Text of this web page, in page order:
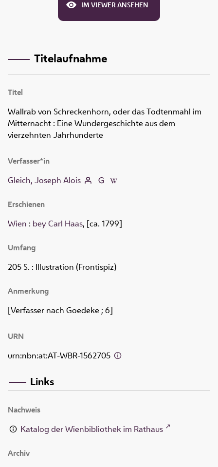
IM VIEWER ANSEHEN
Titelaufnahme
Titel
Wallrab von Schreckenhorn, oder das Todtenmahl im
Mitternacht : Eine Wundergeschichte aus dem
vierzehnten Jahrhunderte
Verfasser*in
Gleich, Joseph Alois
Erschienen
Wien : bey Carl Haas, [ca. 1799]
Umfang
205 S. : Illustration (Frontispiz)
Anmerkung
[Verfasser nach Goedeke ; 6]
URN
urn:nbn:at:AT-WBR-1562705
Links
Nachweis
Katalog der Wienbibliothek im Rathaus
Archiv